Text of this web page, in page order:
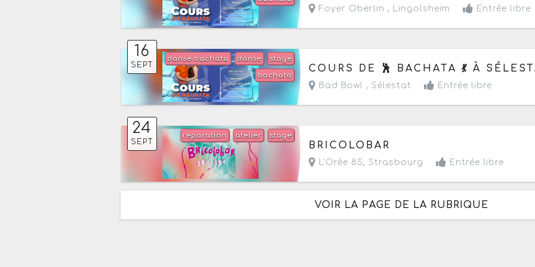
Foyer Oberlin , Lingolsheim Entrée libre
16
SEPT
stage
danse
danse bachata
bachata
Le mercredi 16 septembre 2026 de 18h30 à 22h
COURS DE 🕺 BACHATA 💃 À
Bad Bowl , Sélestat Entrée libre
24
SEPT
stage
atelier
reparation
Le jeudi 24 septembre 2026
BRICOLOBAR
L'Orée 85, Strasbourg Entrée libre
VOIR LA PAGE DE LA RUBRIQUE